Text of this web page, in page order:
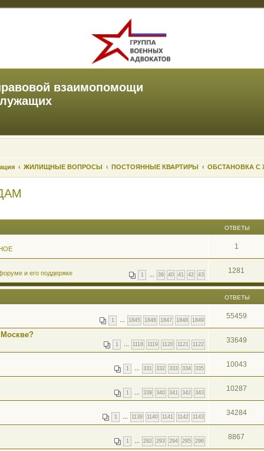
взаимопомощи
ЖИЛИЩНЫЕ ВОПРОСЫ ПОСТОЯННЫЕ КВАРТИРЫ ОБСТАНОВКА С
ОТВЕТЫ
1
1 … 39 40 41 42 43
и его поддержке 1281
ОТВЕТЫ
1 … 1845 1846 1847 1848 1849 55459
1 … 1118 1119 1120 1121 1122 33649
1 … 331 332 333 334 335 10043
1 … 339 340 341 342 343 10287
1 … 1139 1140 1141 1142 1143 34284
1 … 292 293 294 295 296 8867